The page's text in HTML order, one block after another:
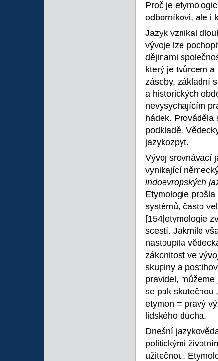
Proč je
odborníkovi, ale i
Jazyk vznikal
vývoje lze
dějinami
který je tvůrcem
zásoby, základní
a historických
nevysychajícím
hádek. Prováděla
podkladě.
jazykozpyt.
Vývoj srovnávací
vynikající
indoevropských
Etymologie
systémů, často
[154]etymologie
scestí. Jakmile
nastoupila
zákonitost ve
skupiny a
pravidel,
se pak skutečnou
etymon = pravý
lidského ducha.
Dnešní
politickými
užitečnou.